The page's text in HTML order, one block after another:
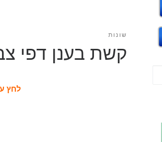
שונות
קשת בענן דפי
לחץ